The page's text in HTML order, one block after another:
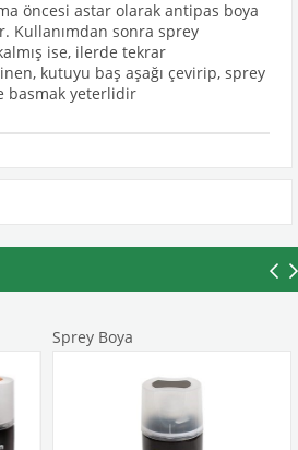
öncesi astar olarak antipas boya
Kullanımdan sonra sprey
ise, ilerde tekrar
kutuyu baş aşağı çevirip, sprey
basmak yeterlidir
Boya